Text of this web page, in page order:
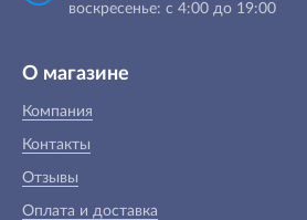
воскресенье: с 4:00 до 19:00
О магазине
Компания
Контакты
Отзывы
Оплата и доставка